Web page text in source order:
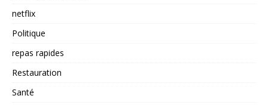
netflix
Politique
repas rapides
Restauration
Santé